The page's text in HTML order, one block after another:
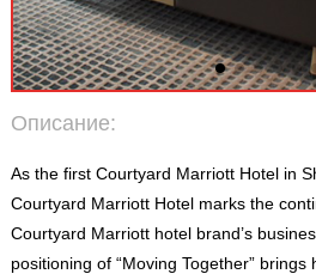
Описание:
As the first Courtyard Marriott Hotel in
Courtyard Marriott Hotel marks the
Courtyard Marriott hotel brand’s
positioning of “Moving Together”